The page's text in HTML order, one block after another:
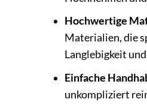
Hochwertige
Materialien, die
Langlebigkeit
Einfache
unkompliziert